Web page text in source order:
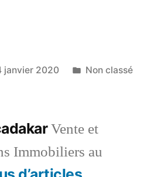
janvier 2020
Publié
Non classé
Vente et
Immobiliers au